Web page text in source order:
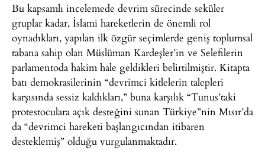
Bu kapsamlı incelemede devrim sürecinde seküler
gruplar kadar, İslami hareketlerin de önemli rol
oynadıkları, yapılan ilk özgür seçimlerde geniş toplumsal
tabana sahip olan Müslüman Kardeşler’in ve Selefilerin
parlamentoda hakim hale geldikleri belirtilmiştir. Kitapta
batı demokrasilerinin “devrimci kitlelerin talepleri
karşısında sessiz kaldıkları,” buna karşılık “Tunus’taki
protestoculara açık desteğini sunan Türkiye”nin Mısır’da
da “devrimci hareketi başlangıcından itibaren
desteklemiş” olduğu vurgulanmaktadır.